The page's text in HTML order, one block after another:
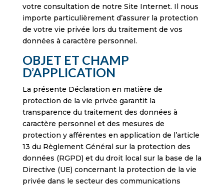
votre consultation de notre Site Internet. Il nous
importe particulièrement d’assurer la protection
de votre vie privée lors du traitement de vos
données à caractère personnel.
OBJET ET CHAMP
D’APPLICATION
La présente Déclaration en matière de
protection de la vie privée garantit la
transparence du traitement des données à
caractère personnel et des mesures de
protection y afférentes en application de l’article
13 du Règlement Général sur la protection des
données (RGPD) et du droit local sur la base de la
Directive (UE) concernant la protection de la vie
privée dans le secteur des communications